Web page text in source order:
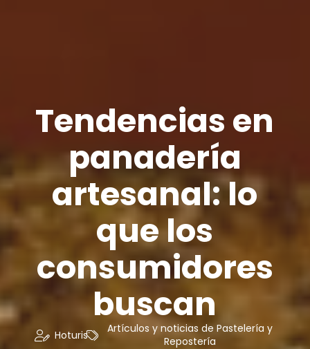
Tendencias en
panadería
artesanal: lo
que los
consumidores
buscan
Hoturis
Artículos y noticias de Pastelería y
Repostería